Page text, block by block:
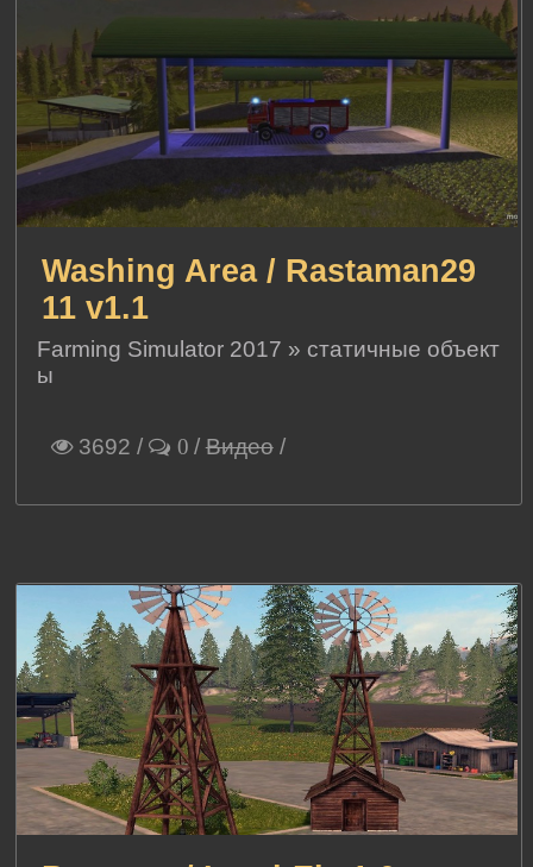
Washing Area / Rastaman29
11 v1.1
Farming Simulator 2017 » статичные объект
ы
3692 / 0 /Видео/